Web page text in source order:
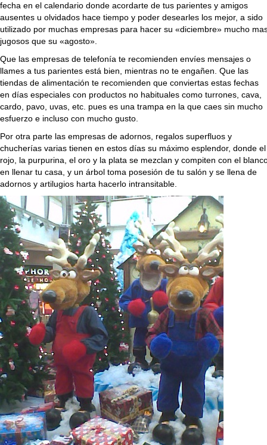
fecha en el calendario donde acordarte de tus parientes y amigos
ausentes u olvidados hace tiempo y poder desearles los mejor, a sido
utilizado por muchas empresas para hacer su «diciembre» mucho
jugosos que su «agosto».
Que las empresas de telefonía te recomienden envíes mensajes o
llames a tus parientes está bien, mientras no te engañen. Que las
tiendas de alimentación te recomienden que conviertas estas fechas
en días especiales con productos no habituales como turrones, cava,
cardo, pavo, uvas, etc. pues es una trampa en la que caes sin mucho
esfuerzo e incluso con mucho gusto.
Por otra parte las empresas de adornos, regalos superfluos y
chucherías varias tienen en estos días su máximo esplendor, donde el
rojo, la purpurina, el oro y la plata se mezclan y compiten con el
en llenar tu casa, y un árbol toma posesión de tu salón y se llena de
adornos y artilugios harta hacerlo intransitable.